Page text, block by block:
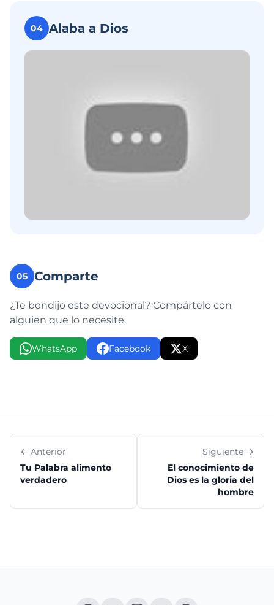
04 Alaba a Dios
05 Comparte
¿Te bendijo este devocional? Compártelo con
alguien que lo necesite.
WhatsApp Facebook X
← Anterior
Tu Palabra alimento
verdadero
Siguiente →
El conocimiento de
Dios es la gloria del
hombre